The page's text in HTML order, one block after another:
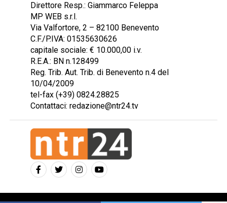
Direttore Resp.: Giammarco Feleppa
MP WEB s.r.l.
Via Valfortore, 2 – 82100 Benevento
C.F./P.IVA: 01535630626
capitale sociale: € 10.000,00 i.v.
R.E.A.: BN n.128499
Reg. Trib. Aut. Trib. di Benevento n.4 del
10/04/2009
tel-fax (+39) 0824.28825
Contattaci: redazione@ntr24.tv